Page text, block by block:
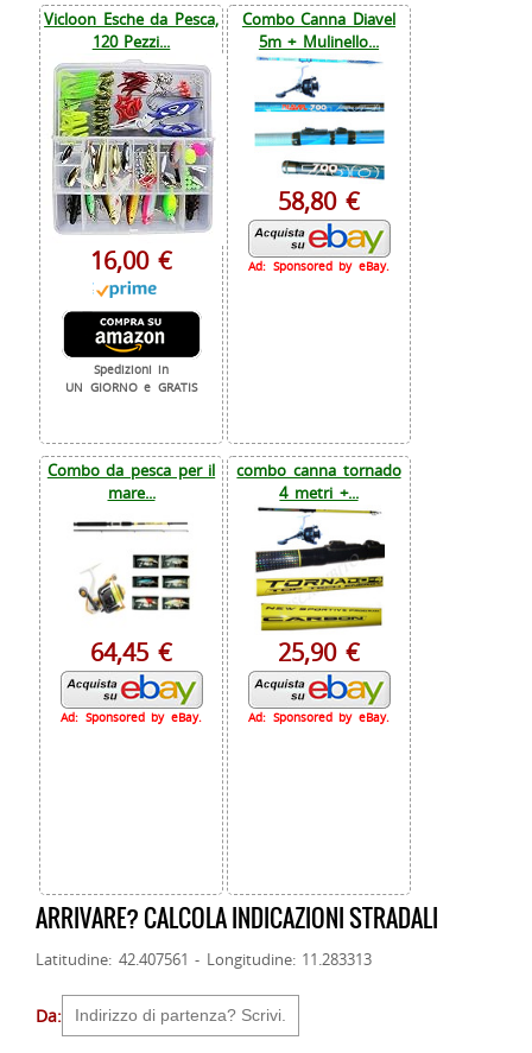
Vicloon Esche da Pesca,
120 Pezzi...
16,00 €
Spedizioni in
UN GIORNO e GRATIS
Combo Canna Diavel
5m + Mulinello...
58,80 €
Ad: Sponsored by eBay.
Combo da pesca per il
mare...
64,45 €
Ad: Sponsored by eBay.
combo canna tornado
4 metri +...
25,90 €
Ad: Sponsored by eBay.
ARRIVARE? CALCOLA INDICAZIONI STRADALI
Latitudine: 42.407561 - Longitudine: 11.283313
Da: